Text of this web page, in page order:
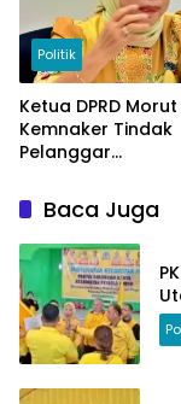
Politik
Ketua DPRD
Kemnaker Tindak
Pelanggar
Baca Juga